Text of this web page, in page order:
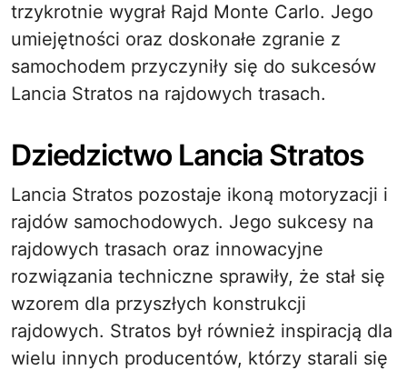
trzykrotnie wygrał Rajd Monte Carlo. Jego
umiejętności oraz doskonałe zgranie z
samochodem przyczyniły się do sukcesów
Lancia Stratos na rajdowych trasach.
Dziedzictwo Lancia Stratos
Lancia Stratos pozostaje ikoną motoryzacji i
rajdów samochodowych. Jego sukcesy na
rajdowych trasach oraz innowacyjne
rozwiązania techniczne sprawiły, że stał się
wzorem dla przyszłych konstrukcji
rajdowych. Stratos był również inspiracją dla
wielu innych producentów, którzy starali się